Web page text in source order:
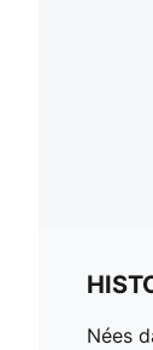
Nées